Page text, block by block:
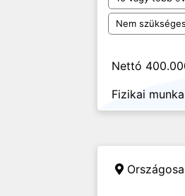
Nem
Nettó
Fizikai munka